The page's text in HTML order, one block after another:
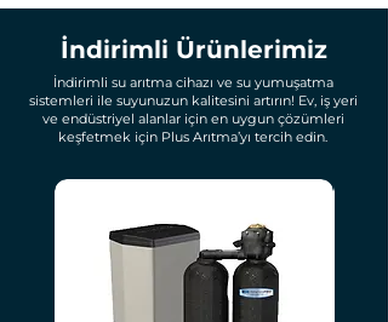
İndirimli Ürünlerimiz
İndirimli su arıtma cihazı ve su yumuşatma
sistemleri ile suyunuzun kalitesini artırın! Ev, iş yeri
ve endüstriyel alanlar için en uygun çözümleri
keşfetmek için Plus Arıtma’yı tercih edin.